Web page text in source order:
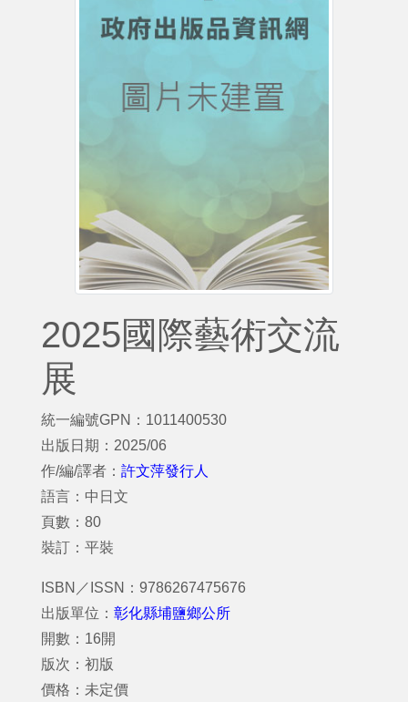
2025國際藝術交流
展
統一編號GPN：1011400530
出版日期：2025/06
作/編/譯者： 許文萍發行人
語言：中日文
頁數：80
裝訂：平裝
ISBN／ISSN：9786267475676
出版單位： 彰化縣埔鹽鄉公所
開數：16開
版次：初版
價格：未定價